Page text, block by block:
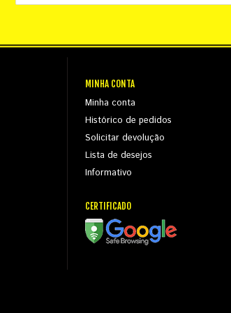
MINHA CONTA
Minha conta
Histórico de pedidos
Solicitar devolução
Lista de desejos
Informativo
CERTIFICADO